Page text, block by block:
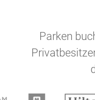
Parken